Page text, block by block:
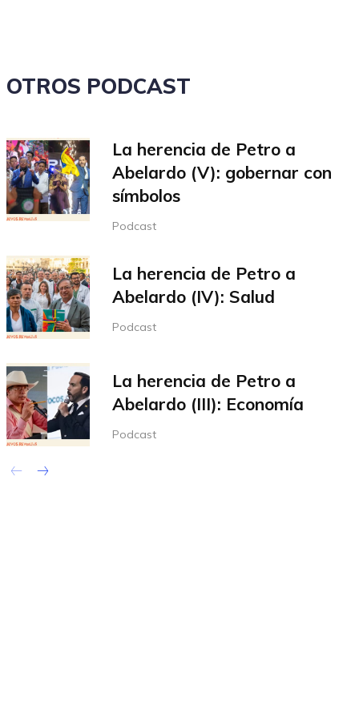
OTROS PODCAST
La herencia de Petro a
Abelardo (V): gobernar con
símbolos
Podcast
La herencia de Petro a
Abelardo (IV): Salud
Podcast
La herencia de Petro a
Abelardo (III): Economía
Podcast